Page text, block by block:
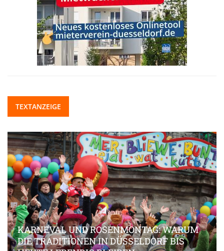
TEXTANZEIGE
KARNEVAL UND ROSENMONTAG: WARUM
DIE TRADITIONEN IN DÜSSELDORF BIS